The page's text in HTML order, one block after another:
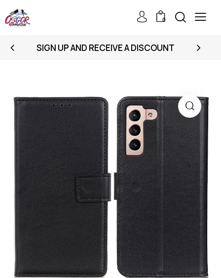
0
SIGN UP AND RECEIVE A DISCOUNT